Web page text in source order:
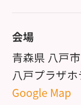
会場
青森県 八戸
八戸プラザ
Google Map